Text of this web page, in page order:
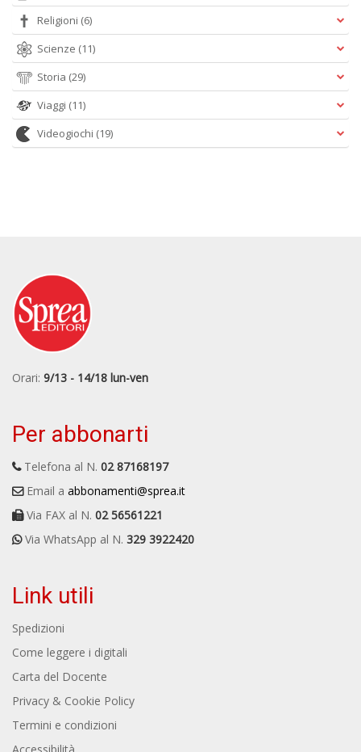
Religioni (6)
Scienze (11)
Storia (29)
Viaggi (11)
Videogiochi (19)
Orari: 9/13 - 14/18 lun-ven
Per abbonarti
Telefona al N. 02 87168197
Email a abbonamenti@sprea.it
Via FAX al N. 02 56561221
Via WhatsApp al N. 329 3922420
Link utili
Spedizioni
Come leggere i digitali
Carta del Docente
Privacy & Cookie Policy
Termini e condizioni